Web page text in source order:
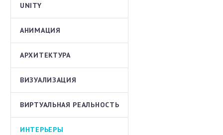
UNITY
АНИМАЦИЯ
АРХИТЕКТУРА
ВИЗУАЛИЗАЦИЯ
ВИРТУАЛЬНАЯ РЕАЛЬНОСТЬ
ИНТЕРЬЕРЫ